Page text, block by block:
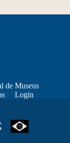
de Museus
Login